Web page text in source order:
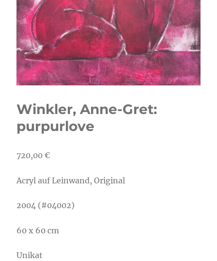
Winkler, Anne-Gret:
purpurlove
720,00€
Acryl auf Leinwand, Original
2004 (#04002)
60 x 60 cm
Unikat